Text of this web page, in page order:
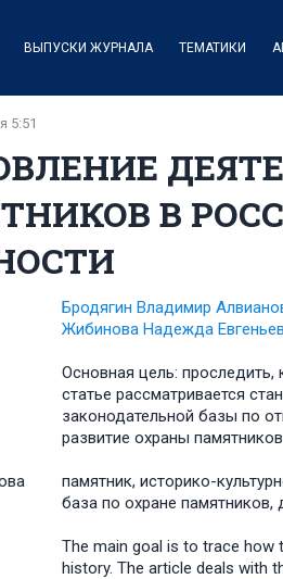
ВЫПУСКИ ЖУРНАЛА ТЕМАТИКИ
В
5:51
Бродягин Владимир
Жибинова Надежда
Основная цель: проследить,
статье рассматривается
законодательной базы по
развитие охраны
памятник, историко-
база по охране памятников,
The main goal is to trace how
history. The article deals with